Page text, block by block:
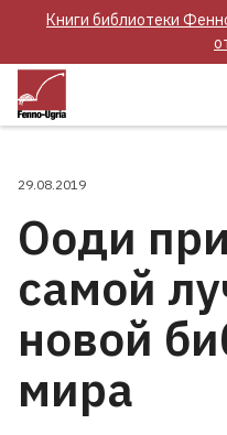
Книги библиотеки
29.08.2019
Ооди
самой
новой
мира